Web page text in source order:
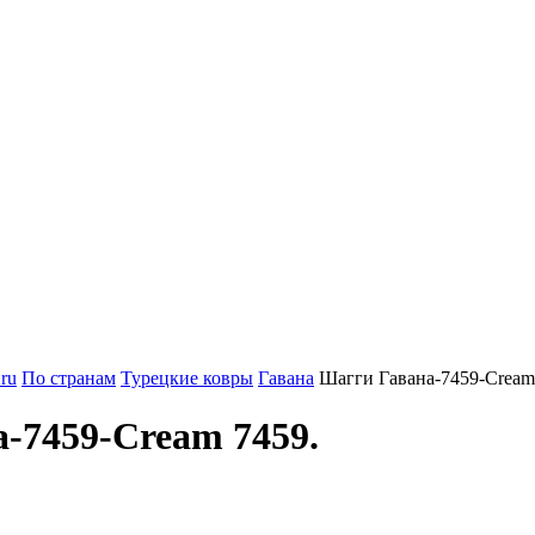
По странам Турецкие ковры Гавана Шагги Гавана-7459-Cream
Cream 7459.